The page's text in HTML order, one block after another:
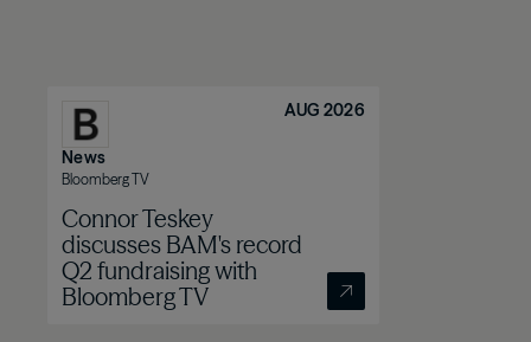
News
Bloomberg TV
AUG 2026
Connor Teskey
discusses BAM's record
Q2 fundraising with
Bloomberg TV